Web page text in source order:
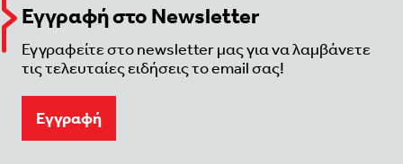
Εγγραφή στο Newsletter
Εγγραφείτε στο newsletter μας για να λαμβάνετε
τις τελευταίες ειδήσεις το email σας!
Eγγραφή